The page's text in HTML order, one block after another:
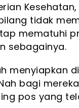
tidak
mematuhi
sebagainya.
menyiapkan
bagi
pos yang